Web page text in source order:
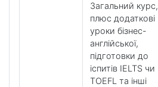
Загальний курс,
плюс додаткові
уроки бізнес-
англійської,
підготовки до
іспитів IELTS чи
TOEFL та інші